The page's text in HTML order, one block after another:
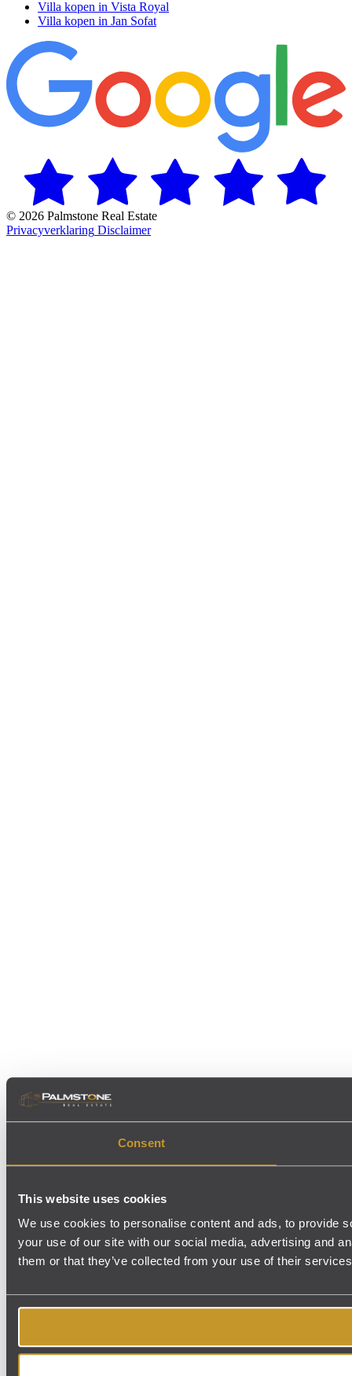
Consent
This website uses cookies
We use cookies to personalise content and ads, to provide
your use of our site with our social media, advertising and
them or that they’ve collected from your use of their
Villa kopen in Vista Royal
Villa kopen in Jan Sofat
© 2026 Palmstone Real Estate
Privacyverklaring Disclaimer